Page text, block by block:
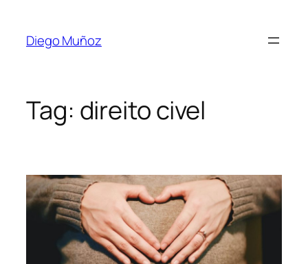
Diego Muñoz
Tag: direito civel